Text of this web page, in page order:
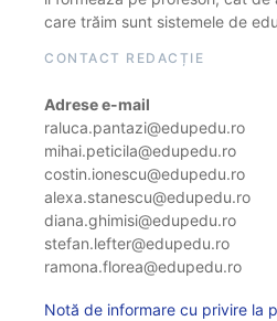
care trăim sunt sistemele de
CONTACT REDACȚIE
Adrese e-mail
raluca.pantazi@edupedu.ro
mihai.peticila@edupedu.ro
costin.ionescu@edupedu.ro
alexa.stanescu@edupedu.ro
diana.ghimisi@edupedu.ro
stefan.lefter@edupedu.ro
ramona.florea@edupedu.ro
Notă de informare cu privire la